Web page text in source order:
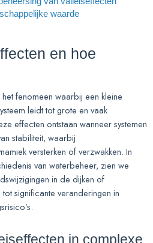
waarde
en hoe
fenomeen waarbij een kleine
leidt tot grote en vaak
effecten ontstaan wanneer systemen
stabiliteit, waarbij
versterken of verzwakken. In
van waterbeheer, zien we
in de dijken of
significante veranderingen in
in complexe